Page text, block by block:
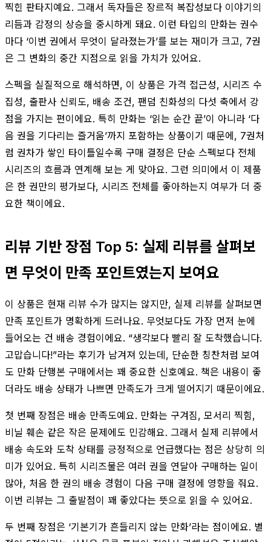
찍힌 판타지예요. 그래서 독자들은 장르적 복잡성보다 이야기의
리듬과 감정의 상승을 중시하게 돼요. 이런 타입의 만화는 권수
마다 ‘이번 권에서 무엇이 달라졌는가’를 보는 재미가 크고, 7권
은 그 변화의 중간 지점으로 읽을 가치가 있어요.
스펙을 실질적으로 해석하면, 이 상품은 가격 접근성, 시리즈 수
집성, 출판사 신뢰도, 배송 조건, 팬덤 친화성의 다섯 축에서 강
점을 가지는 편이에요. 특히 만화는 ‘읽는 순간 끝’이 아니라 ‘다
음 권을 기다리는 즐거움’까지 포함하는 상품이기 때문에, 7권처
럼 권차가 쌓인 타이틀일수록 구매 결정은 단순 스펙보다 전체
시리즈의 흐름과 연계해 보는 게 맞아요. 그런 의미에서 이 제품
은 한 권만의 평가보다, 시리즈 전체를 좋아하는지 여부가 더 중
요한 책이에요.
리뷰 기반 장점 Top 5: 실제 리뷰를 살펴보
면 무엇이 만족 포인트였는지 보여요
이 상품은 현재 리뷰 수가 많지는 않지만, 실제 리뷰를 살펴보면
만족 포인트가 명확하게 드러나요. 무엇보다도 가장 먼저 눈에
들어오는 건 배송 경험이에요. “생각보다 빨리 잘 도착했습니다.
고맙습니다!”라는 후기가 남겨져 있는데, 단순한 칭찬처럼 보여
도 만화 단행본 구매에서는 꽤 중요한 신호예요. 책은 내용이 좋
더라도 배송 상태가 나쁘면 만족도가 크게 떨어지기 때문이에요.
첫 번째 장점은 배송 만족도예요. 만화는 구겨짐, 모서리 찍힘,
비닐 훼손 같은 작은 문제에도 민감해요. 그래서 실제 리뷰에서
배송 속도와 도착 상태를 긍정적으로 언급했다는 점은 상당히 의
미가 있어요. 특히 시리즈물은 여러 권을 연달아 구매하는 일이
많아, 처음 한 권의 배송 경험이 다음 구매 결정에 영향을 줘요.
이번 리뷰는 그 출발점이 꽤 좋았다는 뜻으로 읽을 수 있어요.
두 번째 장점은 ‘기본기가 흔들리지 않는 만화’라는 점이에요. 별